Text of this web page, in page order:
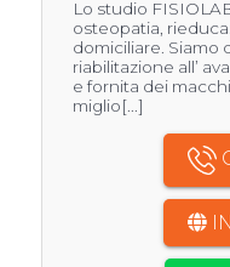
Lo studio
osteopatia,
domiciliare. Siamo
riabilitazione all’
e fornita dei
miglio[...]